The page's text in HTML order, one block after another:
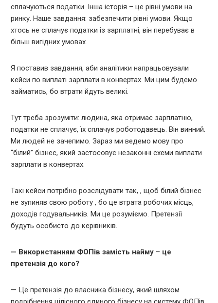
сплачуються податки. Інша історія – це рівні умови на
ринку. Наше завдання: забезпечити рівні умови. Якщо
хтось не сплачує податки із зарплатні, він перебуває в
більш вигідних умовах.
Я поставив завдання, аби аналітики напрацьовували
кейси по виплаті зарплати в конвертах. Ми цим будемо
займатись, бо втрати йдуть великі.
Тут треба зрозуміти: людина, яка отримає зарплатню,
податки не сплачує, їх сплачує роботодавець. Він винний.
Ми людей не зачепимо. Зараз ми ведемо мову про
“білий” бізнес, який застосовує незаконні схеми виплати
зарплати в конвертах.
Такі кейси потрібно розслідувати так, , щоб білий бізнес
не зупиняв свою роботу , бо це втрата робочих місць,
доходів годувальників. Ми це розуміємо. Претензії
будуть особисто до керівників.
— Використанням ФОПів замість найму – це
претензія до кого?
— Це претензія до власника бізнесу, який шляхом